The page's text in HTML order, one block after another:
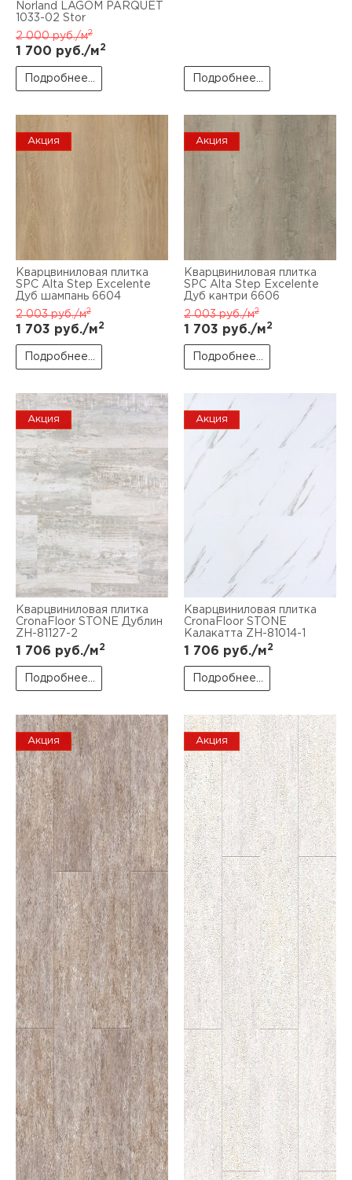
Norland LAGOM PARQUET
1033-02 Stor
2 000руб./м2
1 700 руб./м2
Подробнее... Подробнее...
Акция
Кварцвиниловая плитка
SPC Alta Step Excelente
Дуб шампань 6604
2 003руб./м2
1 703 руб./м2
Подробнее...
Акция
Кварцвиниловая плитка
SPC Alta Step Excelente
Дуб кантри 6606
2 003руб./м2
1 703 руб./м2
Подробнее...
Акция
Кварцвиниловая плитка
CronaFloor STONE Дублин
ZH-81127-2
1 706 руб./м2
Подробнее...
Акция
Кварцвиниловая плитка
CronaFloor STONE
Калакатта ZH-81014-1
1 706 руб./м2
Подробнее...
Акция Акция